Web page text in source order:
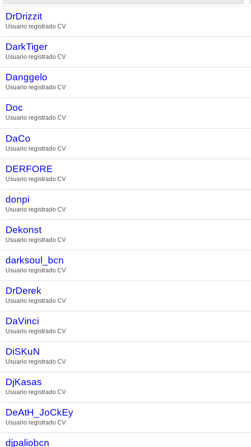
DrDrizzit
Usuario registrado CV
DarkTiger
Usuario registrado CV
Danggelo
Usuario registrado CV
Doc
Usuario registrado CV
DaCo
Usuario registrado CV
DERFORE
Usuario registrado CV
donpi
Usuario registrado CV
Dekonst
Usuario registrado CV
darksoul_bcn
Usuario registrado CV
DrDerek
Usuario registrado CV
DaVinci
Usuario registrado CV
DiSKuN
Usuario registrado CV
DjKasas
Usuario registrado CV
DeAtH_JoCkEy
Usuario registrado CV
djpaliobcn